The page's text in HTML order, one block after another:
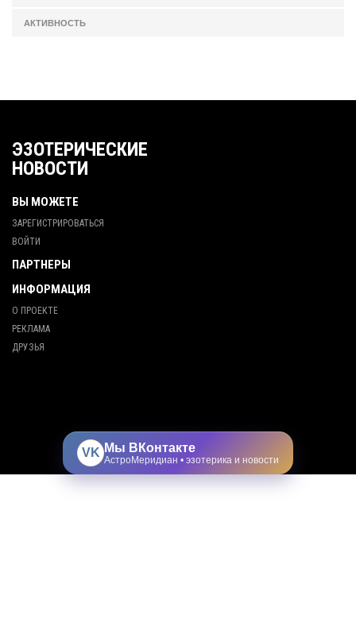
АКТИВНОСТЬ
ЭЗОТЕРИЧЕСКИЕ
НОВОСТИ
ВЫ МОЖЕТЕ
ЗАРЕГИСТРИРОВАТЬСЯ
ВОЙТИ
ПАРТНЕРЫ
ИНФОРМАЦИЯ
О ПРОЕКТЕ
РЕКЛАМА
ДРУЗЬЯ
VK Мы ВКонтакте
АстроМеридиан • эзотерика и новости